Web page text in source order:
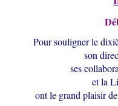
Pour souligner le
son
ses
et la
ont le grand plaisir